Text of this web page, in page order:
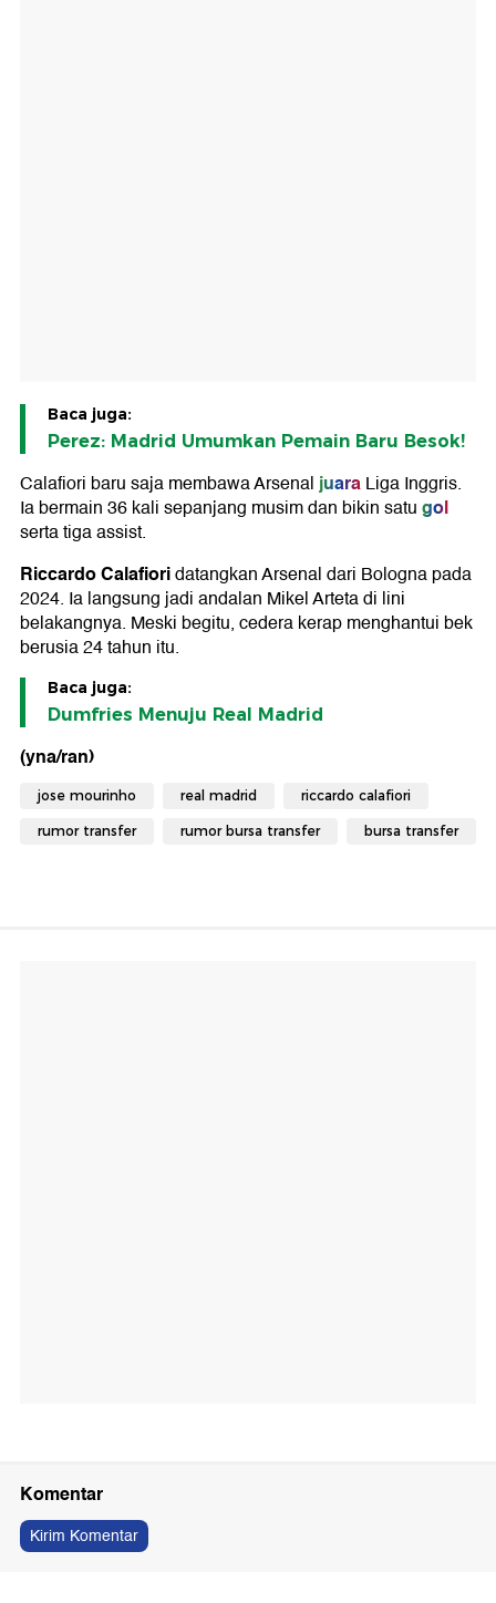
Baca juga:
Perez: Madrid Umumkan Pemain Baru Besok!
Calafiori baru saja membawa ArsenaljuaraLiga Inggris.
Ia bermain 36 kali sepanjang musim dan bikin satugol
serta tiga assist.
Riccardo Calafioridatangkan Arsenal dari Bologna pada
2024. Ia langsung jadi andalan Mikel Arteta di lini
belakangnya. Meski begitu, cedera kerap menghantui bek
berusia 24 tahun itu.
Baca juga:
Dumfries Menuju Real Madrid
(yna/ran)
jose mourinho real madrid riccardo calafiori
rumor transfer rumor bursa transfer bursa transfer
Komentar
Kirim Komentar